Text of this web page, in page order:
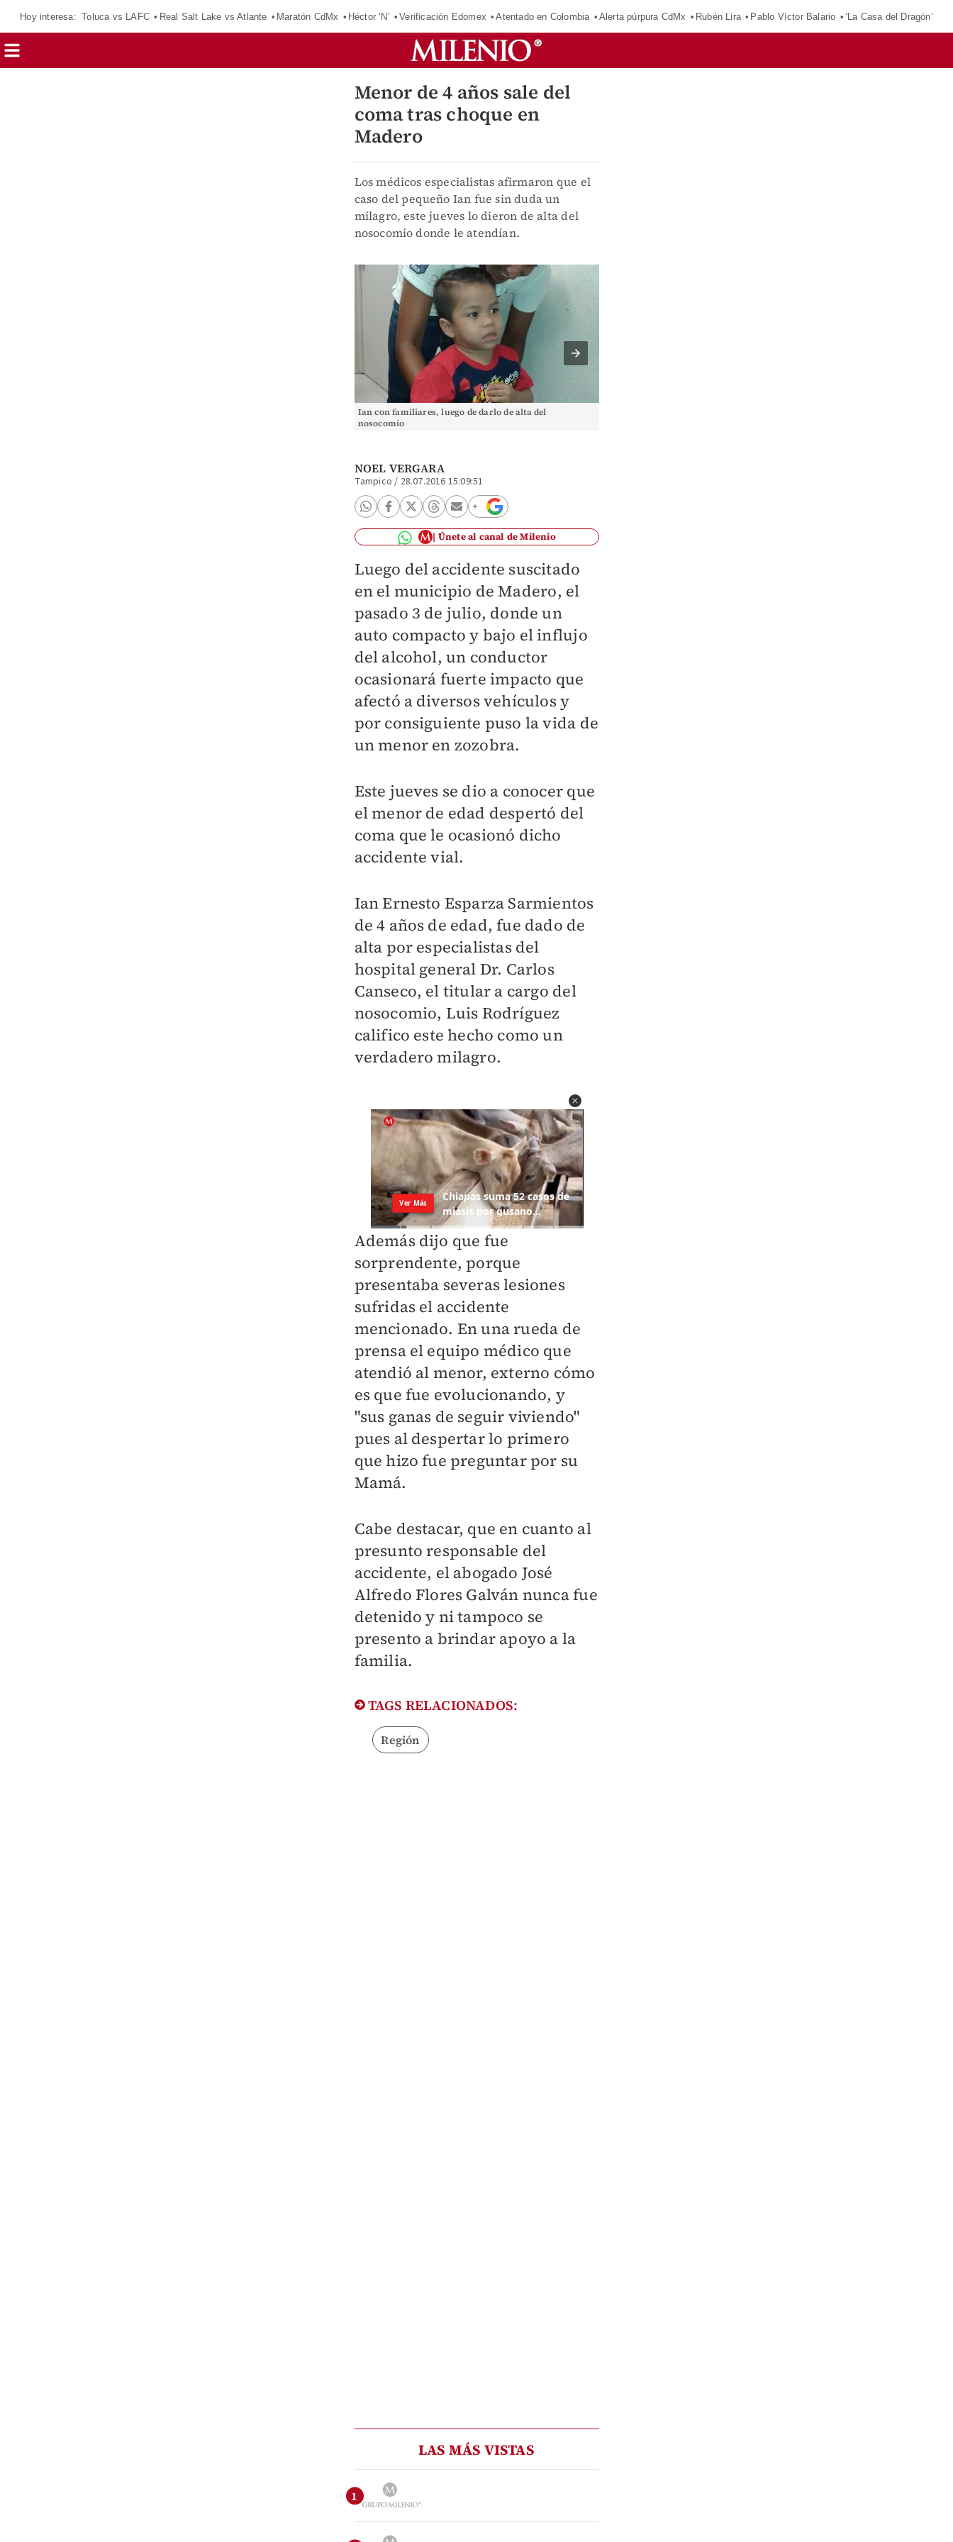
Hoy interesa: Toluca vs LAFC Real Salt Lake vs Atlante Maratón CdMx Héctor ‘N’ Verificación Edomex Atentado en Colombia Alerta púrpura CdMx Rubén Lira Pablo Víctor Balario ‘La Casa del Dragón’
Menor de 4 años sale del
coma tras choque en
Madero
Los médicos especialistas afirmaron que el
caso del pequeño Ian fue sin duda un
milagro, este jueves lo dieron de alta del
nosocomio donde le atendían.
Ian con familiares, luego de darlo de alta del
nosocomio
NOEL VERGARA
Tampico / 28.07.2016 15:09:51
Únete al canal de Milenio
Luego del accidente suscitado
en el municipio de Madero, el
pasado 3 de julio, donde un
auto compacto y bajo el influjo
del alcohol, un conductor
ocasionará fuerte impacto que
afectó a diversos vehículos y
por consiguiente puso la vida de
un menor en zozobra.
Este jueves se dio a conocer que
el menor de edad despertó del
coma que le ocasionó dicho
accidente vial.
Ian Ernesto Esparza Sarmientos
de 4 años de edad, fue dado de
alta por especialistas del
hospital general Dr. Carlos
Canseco, el titular a cargo del
nosocomio, Luis Rodríguez
califico este hecho como un
verdadero milagro.
Además dijo que fue
sorprendente, porque
presentaba severas lesiones
sufridas el accidente
mencionado. En una rueda de
prensa el equipo médico que
atendió al menor, externo cómo
es que fue evolucionando, y
"sus ganas de seguir viviendo"
pues al despertar lo primero
que hizo fue preguntar por su
Mamá.
Cabe destacar, que en cuanto al
presunto responsable del
accidente, el abogado José
Alfredo Flores Galván nunca fue
detenido y ni tampoco se
presento a brindar apoyo a la
familia.
TAGS RELACIONADOS:
Región
LAS MÁS VISTAS